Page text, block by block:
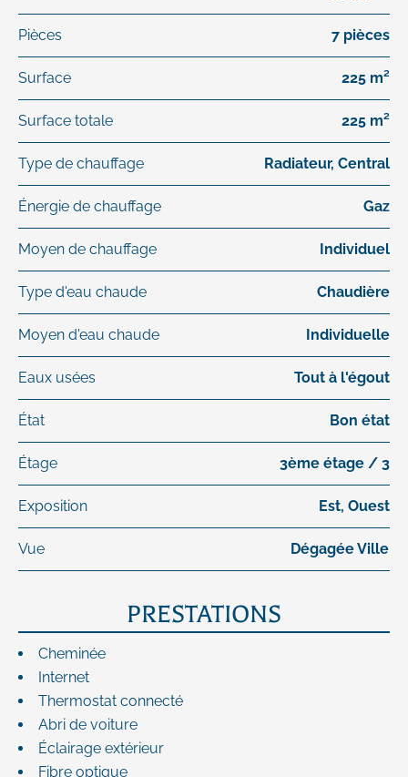
Pièces 7 pièces
Surface 225 m²
Surface totale 225 m²
Type de chauffage Radiateur, Central
Énergie de chauffage Gaz
Moyen de chauffage Individuel
Type d'eau chaude Chaudière
Moyen d'eau chaude Individuelle
Eaux usées Tout à l'égout
État Bon état
Étage 3ème étage / 3
Exposition Est, Ouest
Vue Dégagée Ville
PRESTATIONS
Cheminée
Internet
Thermostat connecté
Abri de voiture
Éclairage extérieur
Fibre optique